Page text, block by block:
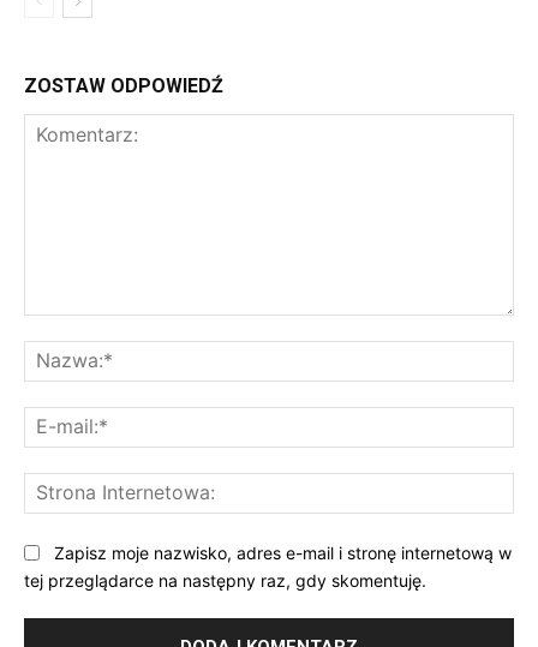
ZOSTAW ODPOWIEDŹ
Zapisz moje nazwisko, adres e-mail i stronę internetową w
tej przeglądarce na następny raz, gdy skomentuję.